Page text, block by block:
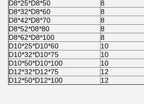
D8*25*D8*50 8
D8*32*D8*60
8
D8*42*D8*70
8
D8*52*08*80
8
D8*62*D8*100
8
D10*25*D10*60
10
D10*32*D10*75
10
D10*50*D10*100
10
D12*32*D12*75
12
D12*50*D12*100
12